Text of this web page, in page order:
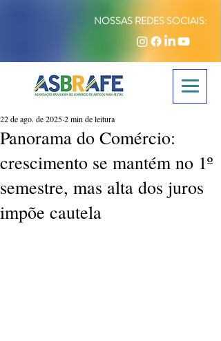
NOSSAS REDES SOCIAIS:
Panorama do Comércio:
crescimento se mantém no 1º
semestre, mas alta dos juros
impõe cautela
22 de ago. de 20252 min de leitura